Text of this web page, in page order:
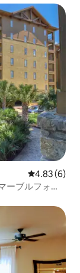
レビュー6
4.83 (6)
ーブルフォー